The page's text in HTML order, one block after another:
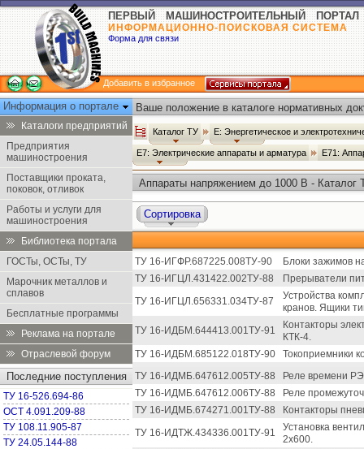
ПЕРВЫЙ МАШИНОСТРОИТЕЛЬНЫЙ ПОРТАЛ
ИНФОРМАЦИОННО-ПОИСКОВАЯ СИСТЕМА
Форма для связи
Добавить в избранное
Информация о портале
Каталоги предприятий
Предприятия
машиностроения
Поставщики проката,
поковок, отливок
Работы и услуги для
машиностроения
Библиотека портала
ГОСТы, ОСТы, ТУ
Марочник металлов и
сплавов
Бесплатные программы
Реклама на портале
Отраслевой форум
Последние поступления
ТУ 16-526.694-86
ОСТ 4.091.209-88
ТУ 108.11.905-87
ТУ 24.05.144-88
Ваше положение в каталоге нормативных
Каталог ТУ Е: Энергетическое и
Е7: Электрические аппараты и арматура Е71:
Аппараты напряжением до 1000 В - Каталог
Сортировка
ТУ 16-ИГФР.687225.008ТУ-90
Блоки зажимов
ТУ 16-ИГЦЛ.431422.002ТУ-88
Прерыватели
ТУ 16-ИГЦЛ.656331.034ТУ-87
Устройства
кранов. Ящики
ТУ 16-ИДБМ.644413.001ТУ-91
Контакторы
КТК-4.
ТУ 16-ИДБМ.685122.018ТУ-90
Токоприемники
ТУ 16-ИДМБ.647612.005ТУ-88
Реле времени
ТУ 16-ИДМБ.647612.006ТУ-88
Реле
ТУ 16-ИДМБ.674271.001ТУ-88
Контакторы
ТУ 16-ИДТЖ.434336.001ТУ-91
Установка
2х600.